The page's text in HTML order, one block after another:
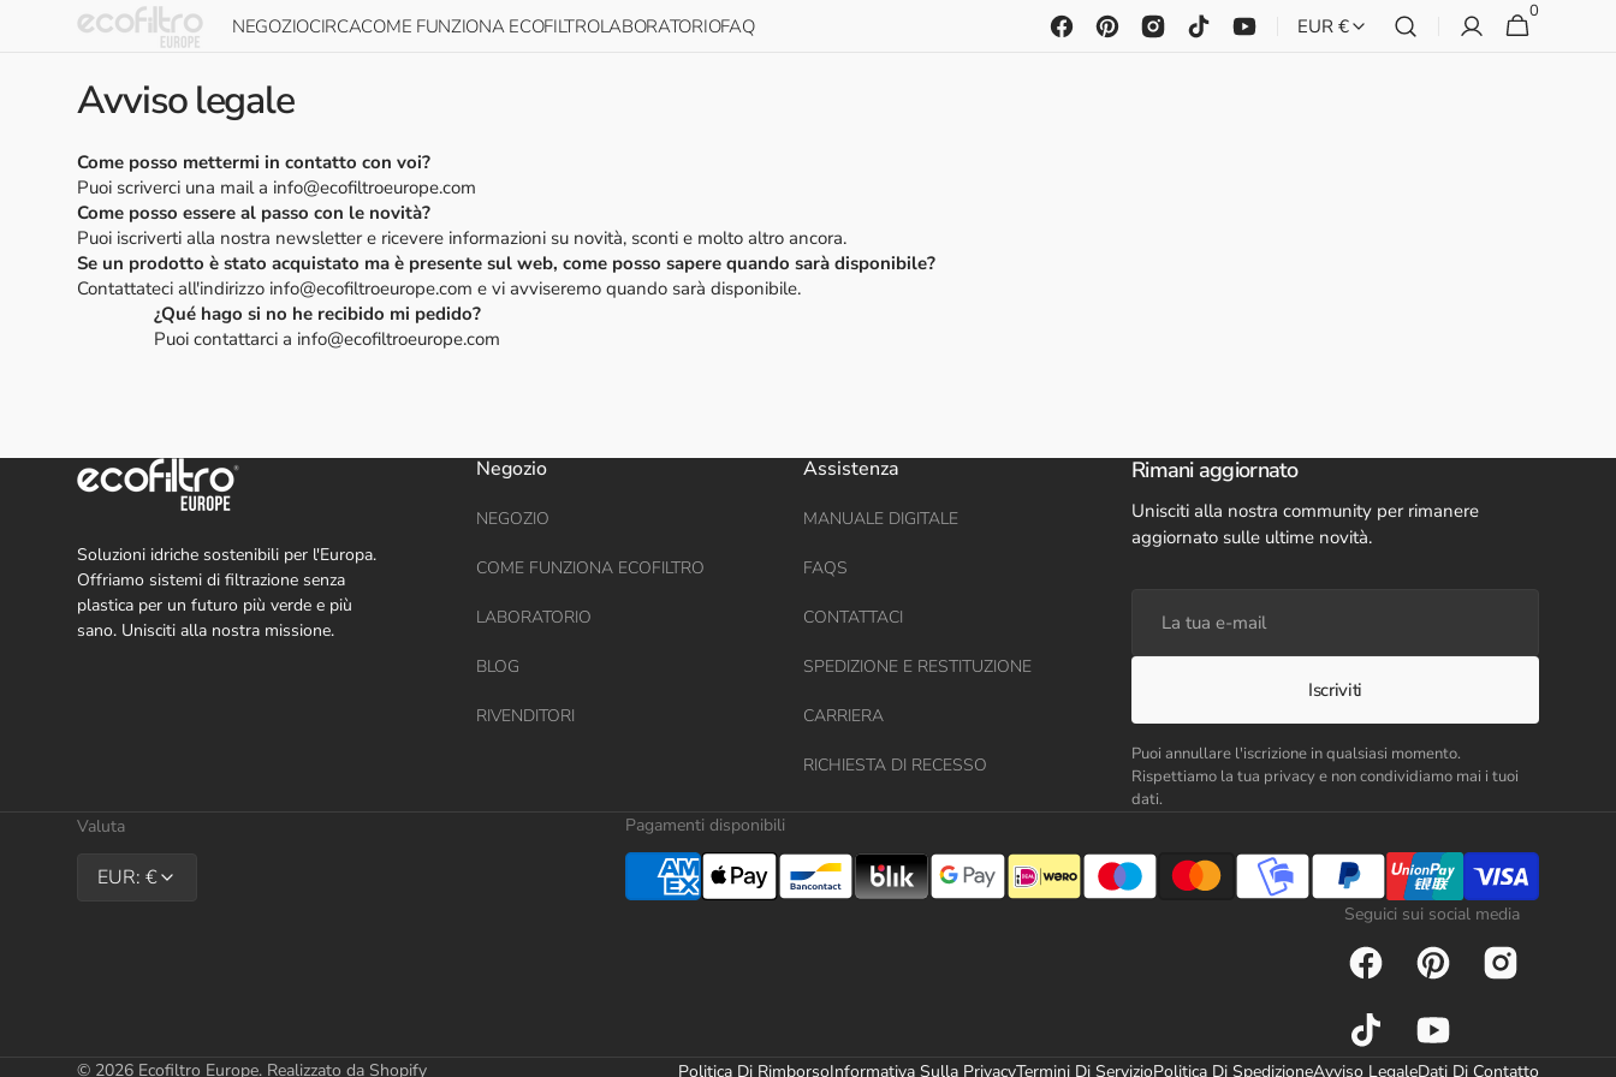
NEGOZIO
Ecofiltro 20L
Accessori Ecofiltro
Carta regalo Ecofiltro
Acquista tutto
CIRCA
Presenza globale
COME FUNZIONA ECOFILTRO
Manutenzione
LABORATORIOFAQ FacebookPinterestInstagramTikTokYouTube EUR € Carrello
0
0
articoli
Avviso legale
Come posso mettermi in contatto con voi?
Puoi scriverci una mail a info@ecofiltroeurope.com
Come posso essere al passo con le novità?
Puoi iscriverti alla nostra newsletter e ricevere informazioni su novità, sconti e molto altro ancora.
Se un prodotto è stato acquistato ma è presente sul web, come posso sapere quando sarà disponibile?
Contattateci all'indirizzo info@ecofiltroeurope.com e vi avviseremo quando sarà disponibile.
¿Qué hago si no he recibido mi pedido?
Puoi contattarci a info@ecofiltroeurope.com
Soluzioni idriche sostenibili per l'Europa.
Offriamo sistemi di filtrazione senza
plastica per un futuro più verde e più
sano. Unisciti alla nostra missione.
Negozio
NEGOZIO
COME FUNZIONA ECOFILTRO
LABORATORIO
BLOG
RIVENDITORI
Assistenza
MANUALE DIGITALE
FAQS
CONTATTACI
SPEDIZIONE E RESTITUZIONE
CARRIERA
RICHIESTA DI RECESSO
Rimani aggiornato
Unisciti alla nostra community per rimanere
aggiornato sulle ultime novità.
e-
Iscriviti
Puoi annullare l'iscrizione in qualsiasi momento.
Rispettiamo la tua privacy e non condividiamo mai i tuoi
dati.
Valuta
EUR: €
Pagamenti disponibili
Seguici sui social media
FacebookPinterest Instagram
TikTok YouTube
© 2026 Ecofiltro Europe. Realizzato da Shopify Politica Di RimborsoInformativa Sulla PrivacyTermini Di ServizioPolitica Di SpedizioneAvviso LegaleDati Di Contatto